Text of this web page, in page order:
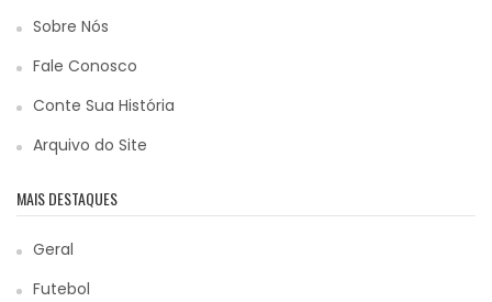
Sobre Nós
Fale Conosco
Conte Sua História
Arquivo do Site
MAIS DESTAQUES
Geral
Futebol